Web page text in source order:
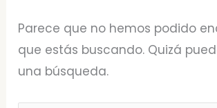
Parece que no hemos podido
que estás buscando. Quizá
una búsqueda.